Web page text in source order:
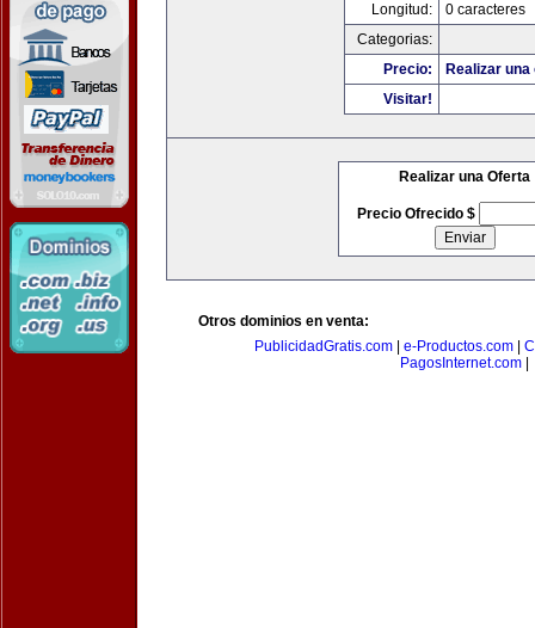
Longitud:
0 caracteres
Categorias:
Precio:
Realizar
Visitar!
Realizar una Oferta
Precio Ofrecido $
Otros dominios en venta:
PublicidadGratis.com
e-Productos.com
PagosInternet.com